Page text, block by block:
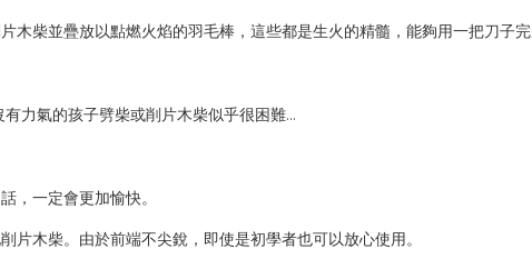
柴並疊放以點燃火焰的羽毛棒，這些都是生火的精髓，能夠用一把刀子完
力氣的孩子劈柴或削片木柴似乎很困難...
，一定會更加愉快。
木柴。由於前端不尖銳，即使是初學者也可以放心使用。